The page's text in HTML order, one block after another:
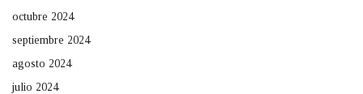
octubre 2024
septiembre 2024
agosto 2024
julio 2024